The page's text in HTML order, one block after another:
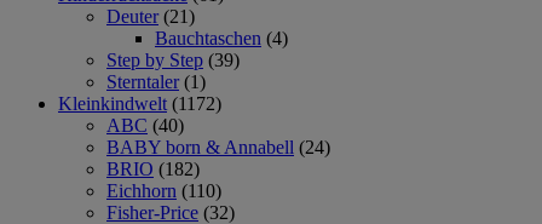
Deuter (21)
Bauchtaschen (4)
Step by Step (39)
Sterntaler (1)
Kleinkindwelt (1172)
ABC (40)
BABY born & Annabell (24)
BRIO (182)
Eichhorn (110)
Fisher-Price (32)